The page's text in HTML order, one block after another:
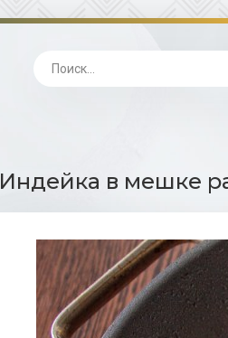
Индейка в мешке